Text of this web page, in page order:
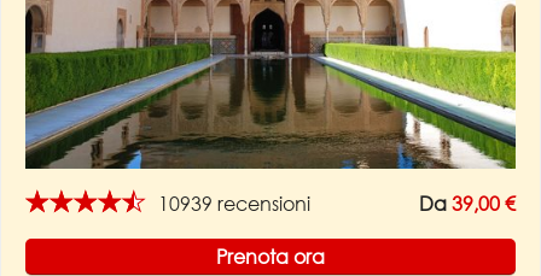
★★★★★ 10939 recensioni Da 39,00 €
Prenota ora